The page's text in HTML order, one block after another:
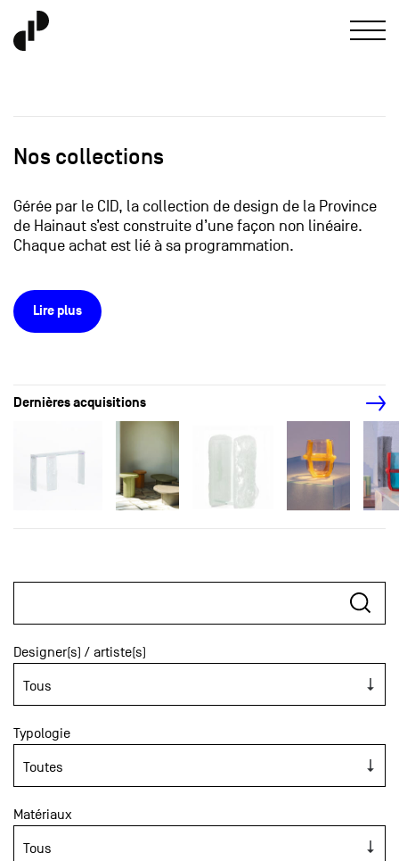
Nos collections
Gérée par le CID, la collection de design de la Province
de Hainaut s’est construite d’une façon non linéaire.
Chaque achat est lié à sa programmation.
Lire plus
Dernières acquisitions
Designer(s) / artiste(s)
Typologie
Matériaux